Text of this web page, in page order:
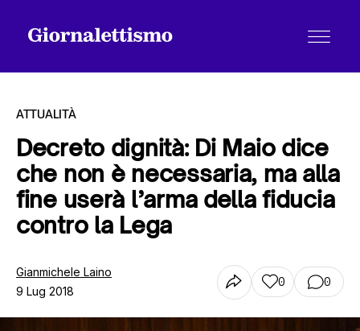
Tutti gli articoli
Contatti
ATTUALITÀ
Decreto dignità: Di Maio dice
che non è necessaria, ma alla
fine userà l’arma della fiducia
contro la Lega
Gianmichele Laino
9 Lug 2018
0 0